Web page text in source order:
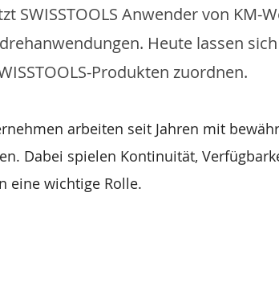
SWISSTOOLS Anwender von
Heute lassen
Produkten zuordnen.
arbeiten seit Jahren mit
Dabei spielen Kontinuität,
eine wichtige Rolle.